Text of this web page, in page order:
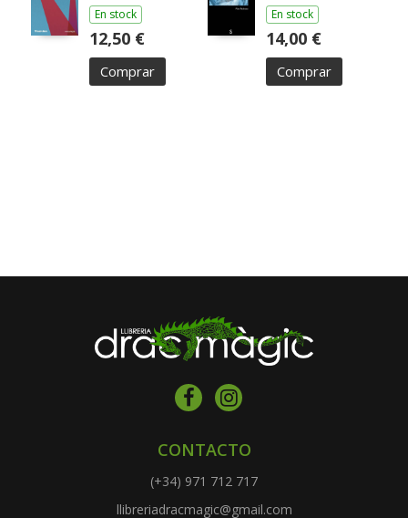
En stock
12,50 €
Comprar
En stock
14,00 €
Comprar
CONTACTO
(+34) 971 712 717
llibreriadracmagic@gmail.com